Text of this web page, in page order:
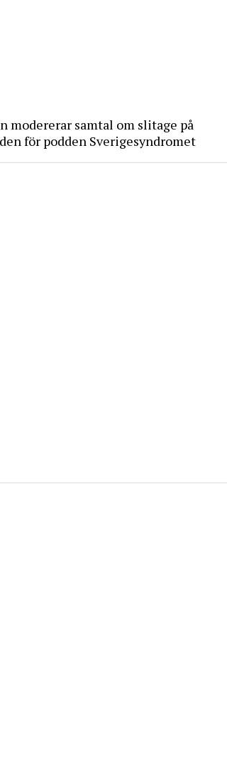
modererar samtal om slitage på
för podden Sverigesyndromet